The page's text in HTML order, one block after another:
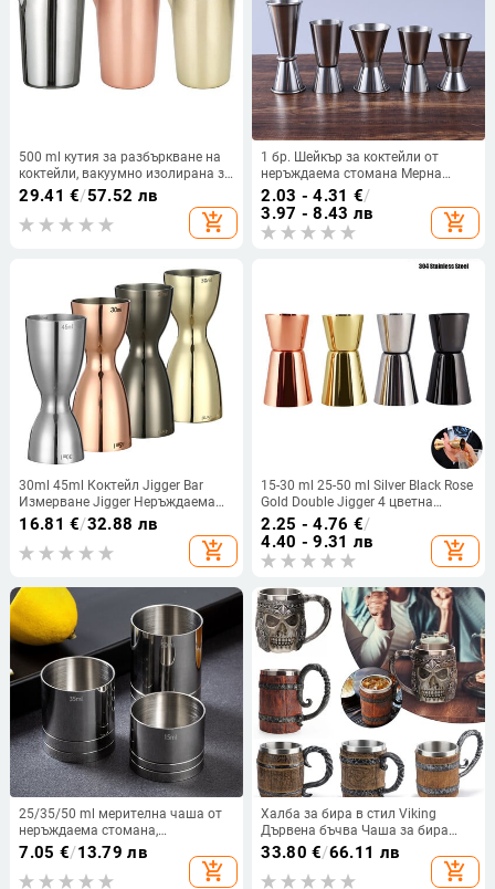
500 ml кутия за разбъркване на
коктейли, вакуумно изолирана за
постоянна температура
29.41 €/57.52 лв
add_shopping_cart
1 бр. Шейкър за коктейли от
неръждаема стомана Мерна
чаша Dual Shot Drink Spirit
Measure Jigger Kitchen Bartender
Drink Party Bar Tools
2.03 - 4.31 €/
3.97 - 8.43 лв
add_shopping_cart
30ml 45ml Коктейл Jigger Bar
Измерване Jigger Неръждаема
стомана
16.81 €/32.88 лв
add_shopping_cart
15-30 ml 25-50 ml Silver Black Rose
Gold Double Jigger 4 цветна
мерителна чаша Коктейлна
напитка Wine Shaker Аксесоари
за бар от неръждаема стомана
2.25 - 4.76 €/
4.40 - 9.31 лв
add_shopping_cart
25/35/50 ml мерителна чаша от
неръждаема стомана,
цилиндрична коктейлна унция,
джигер, измервател на винена
напитка, барманска бутилка, бар,
7.05 €/13.79 лв
add_shopping_cart
Халба за бира в стил Viking
Дървена бъчва Чаша за бира
Двойна стена Халба за пиене
Метална изолация 1PCS Bar
Drinking кружка
33.80 €/66.11 лв
add_shopping_cart